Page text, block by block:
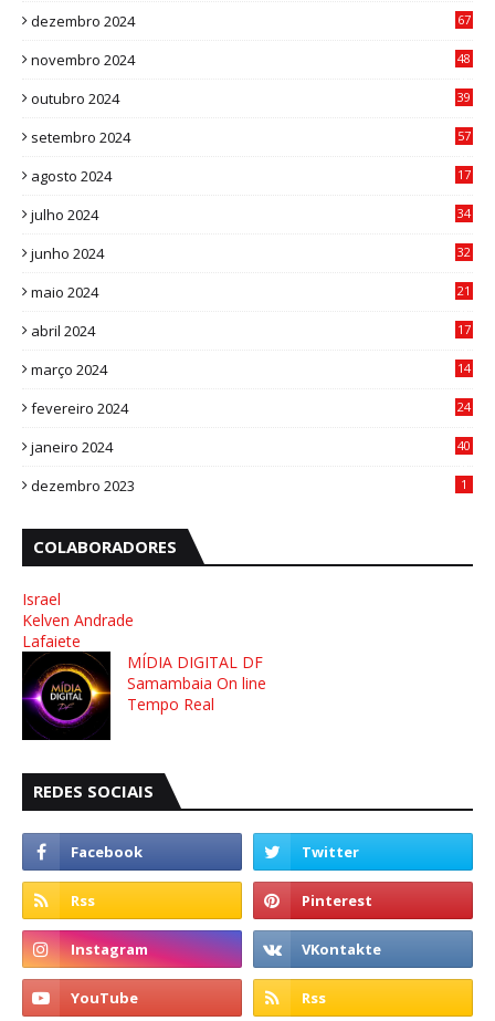
dezembro 2024
67
novembro 2024
48
outubro 2024
39
setembro 2024
57
agosto 2024
17
julho 2024
34
junho 2024
32
maio 2024
21
abril 2024
17
março 2024
14
fevereiro 2024
24
janeiro 2024
40
dezembro 2023 1
COLABORADORES
Israel
Kelven Andrade
Lafaiete
MÍDIA DIGITAL DF
Samambaia On line
Tempo Real
REDES SOCIAIS